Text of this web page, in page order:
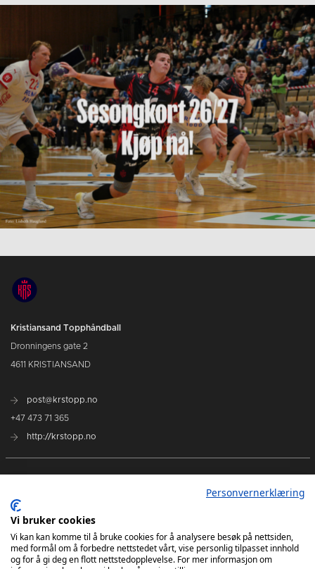
Kristiansand Topphåndball
Dronningens gate 2
4611 KRISTIANSAND
post@krstopp.no
+47 473 71 365
http://krstopp.no
Kommende kamper
Tabell
Personvernerklæring
Vi bruker cookies
Vi kan kan komme til å bruke cookies for å analysere besøk på nettsiden,
med formål om å forbedre nettstedet vårt, vise personlig tilpasset innhold
og for å gi deg en flott nettstedopplevelse. For mer informasjon om